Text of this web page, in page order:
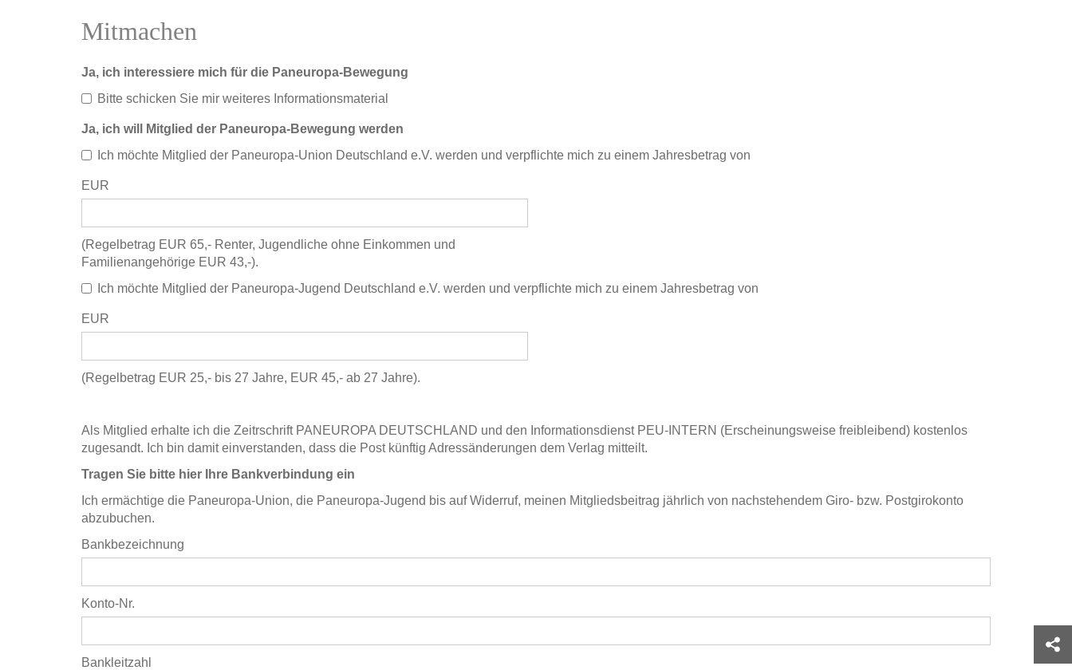
Mitmachen
Ja, ich interessiere mich für die Paneuropa-Bewegung
Bitte schicken Sie mir weiteres Informationsmaterial
Ja, ich will Mitglied der Paneuropa-Bewegung werden
Ich möchte Mitglied der Paneuropa-Union Deutschland e.V. werden und verpflichte mich zu einem Jahresbetrag von
EUR
(Regelbetrag EUR 65,- Renter, Jugendliche ohne Einkommen und
Familienangehörige EUR 43,-).
Ich möchte Mitglied der Paneuropa-Jugend Deutschland e.V. werden und verpflichte mich zu einem Jahresbetrag von
EUR
(Regelbetrag EUR 25,- bis 27 Jahre, EUR 45,- ab 27 Jahre).
Als Mitglied erhalte ich die Zeitrschrift PANEUROPA DEUTSCHLAND und den Informationsdienst PEU-INTERN (Erscheinungsweise freibleibend) kostenlos
zugesandt. Ich bin damit einverstanden, dass die Post künftig Adressänderungen dem Verlag mitteilt.
Tragen Sie bitte hier Ihre Bankverbindung ein
Ich ermächtige die Paneuropa-Union, die Paneuropa-Jugend bis auf Widerruf, meinen Mitgliedsbeitrag jährlich von nachstehendem Giro- bzw. Postgirokonto
abzubuchen.
Bankbezeichnung
Konto-Nr.
Bankleitzahl